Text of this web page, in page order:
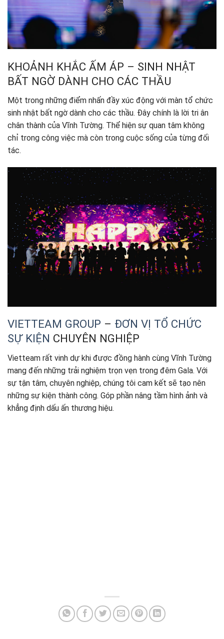
KHOẢNH KHẮC ẤM ÁP – SINH NHẬT
BẤT NGỜ DÀNH CHO CÁC THẦU
Một trong những điểm nhấn đầy xúc động với màn tổ chức
sinh nhật bất ngờ dành cho các thầu. Đây chính là lời tri ân
chân thành của Vĩnh Tường. Thể hiện sự quan tâm không
chỉ trong công việc mà còn trong cuộc sống của từng đối
tác.
VIETTEAM GROUP – ĐƠN VỊ TỔ CHỨC
SỰ KIỆN CHUYÊN NGHIỆP
Vietteam rất vinh dự khi được đồng hành cùng Vĩnh Tường
mang đến những trải nghiệm trọn vẹn trong đêm Gala. Với
sự tận tâm, chuyên nghiệp, chúng tôi cam kết sẽ tạo nên
những sự kiện thành công. Góp phần nâng tầm hình ảnh và
khẳng định dấu ấn thương hiệu.